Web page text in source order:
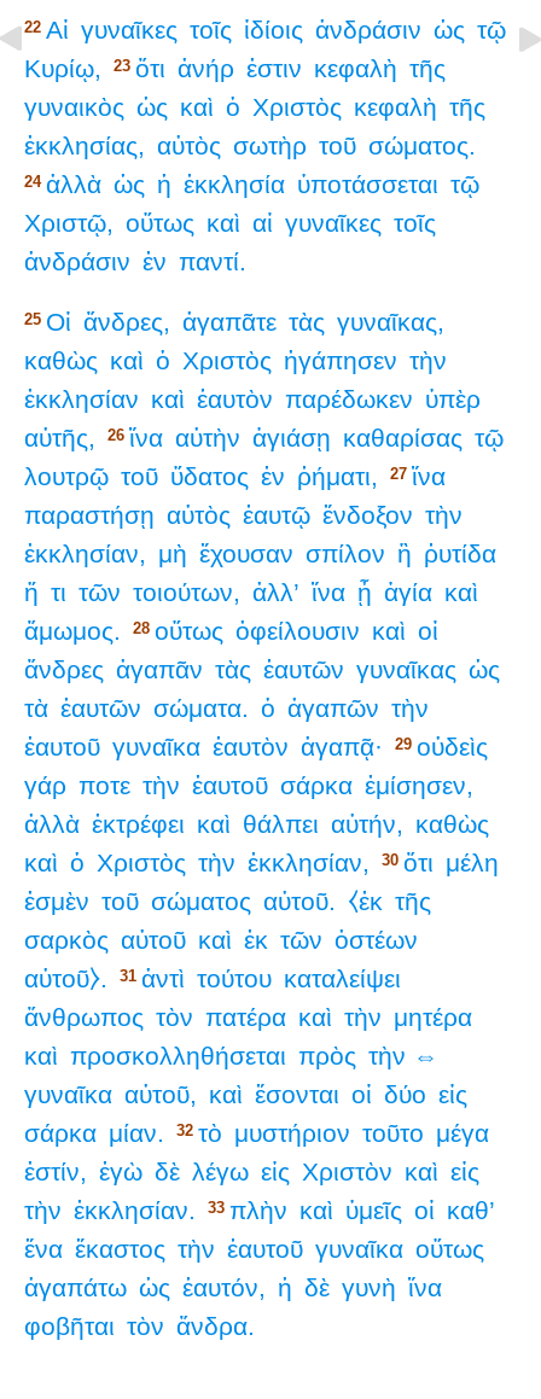
22 Αἱ γυναῖκες τοῖς ἰδίοις ἀνδράσιν ὡς τῷ
Κυρίῳ,
23 ὅτι ἀνήρ ἐστιν κεφαλὴ τῆς
γυναικὸς ὡς καὶ ὁ Χριστὸς κεφαλὴ τῆς
ἐκκλησίας, αὐτὸς σωτὴρ τοῦ σώματος.
24 ἀλλὰ ὡς ἡ ἐκκλησία ὑποτάσσεται τῷ
Χριστῷ, οὕτως καὶ αἱ γυναῖκες τοῖς
ἀνδράσιν ἐν παντί.
25 Οἱ ἄνδρες, ἀγαπᾶτε τὰς γυναῖκας,
καθὼς καὶ ὁ Χριστὸς ἠγάπησεν τὴν
ἐκκλησίαν καὶ ἑαυτὸν παρέδωκεν ὑπὲρ
αὐτῆς,
26 ἵνα αὐτὴν ἁγιάσῃ καθαρίσας τῷ
λουτρῷ τοῦ ὕδατος ἐν ῥήματι, 27 ἵνα
παραστήσῃ αὐτὸς ἑαυτῷ ἔνδοξον τὴν
ἐκκλησίαν, μὴ ἔχουσαν σπίλον ἢ ῥυτίδα
ἤ τι τῶν τοιούτων, ἀλλ’ ἵνα ᾖ ἁγία καὶ
ἄμωμος.
28 οὕτως ὀφείλουσιν καὶ οἱ
ἄνδρες ἀγαπᾶν τὰς ἑαυτῶν γυναῖκας ὡς
τὰ ἑαυτῶν σώματα. ὁ ἀγαπῶν τὴν
ἑαυτοῦ γυναῖκα ἑαυτὸν ἀγαπᾷ· 29 οὐδεὶς
γάρ ποτε τὴν ἑαυτοῦ σάρκα ἐμίσησεν,
ἀλλὰ ἐκτρέφει καὶ θάλπει αὐτήν, καθὼς
καὶ ὁ Χριστὸς τὴν ἐκκλησίαν, 30 ὅτι μέλη
ἐσμὲν τοῦ σώματος αὐτοῦ. ⧼ἐκ τῆς
σαρκὸς αὐτοῦ καὶ ἐκ τῶν ὀστέων
αὐτοῦ⧽.
31 ἀντὶ τούτου καταλείψει
ἄνθρωπος τὸν πατέρα καὶ τὴν μητέρα
καὶ προσκολληθήσεται πρὸς τὴν ⇔
γυναῖκα αὐτοῦ, καὶ ἔσονται οἱ δύο εἰς
σάρκα μίαν. 32 τὸ μυστήριον τοῦτο μέγα
ἐστίν, ἐγὼ δὲ λέγω εἰς Χριστὸν καὶ εἰς
τὴν ἐκκλησίαν. 33 πλὴν καὶ ὑμεῖς οἱ καθ’
ἕνα ἕκαστος τὴν ἑαυτοῦ γυναῖκα οὕτως
ἀγαπάτω ὡς ἑαυτόν, ἡ δὲ γυνὴ ἵνα
φοβῆται τὸν ἄνδρα.